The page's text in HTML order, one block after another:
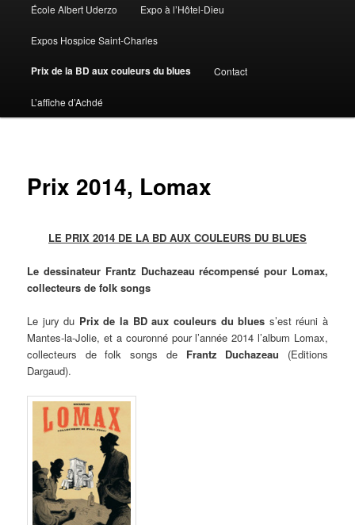
École Albert Uderzo Expo à l’Hôtel-Dieu
Expos Hospice Saint-Charles
Prix de la BD aux couleurs du blues Contact
L’affiche d’Achdé
Prix 2014, Lomax
LE PRIX 2014 DE LA BD AUX COULEURS DU BLUES
Le dessinateur Frantz Duchazeau récompensé pour Lomax,
collecteurs de folk songs
Le jury du Prix de la BD aux couleurs du blues s’est réuni à
Mantes-la-Jolie, et a couronné pour l’année 2014 l’album Lomax,
collecteurs de folk songs de Frantz Duchazeau (Editions
Dargaud).